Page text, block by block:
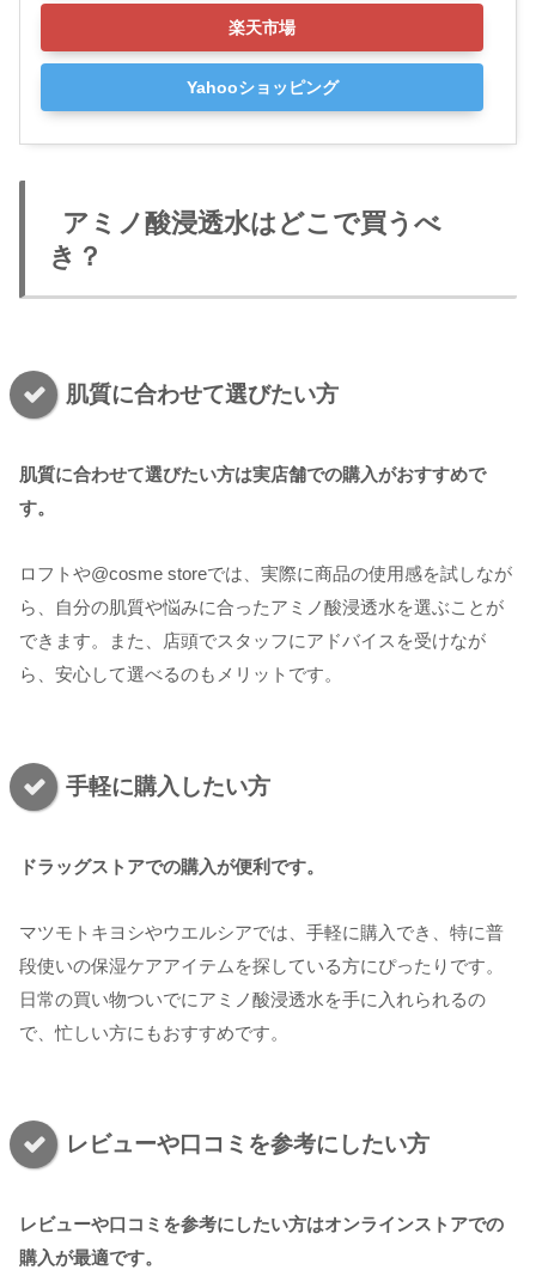
楽天市場
Yahooショッピング
アミノ酸浸透水はどこで買うべ
き？
肌質に合わせて選びたい方
肌質に合わせて選びたい方は実店舗での購入がおすすめで
す。
ロフトや@cosme storeでは、実際に商品の使用感を試しなが
ら、自分の肌質や悩みに合ったアミノ酸浸透水を選ぶことが
できます。また、店頭でスタッフにアドバイスを受けなが
ら、安心して選べるのもメリットです。
手軽に購入したい方
ドラッグストアでの購入が便利です。
マツモトキヨシやウエルシアでは、手軽に購入でき、特に普
段使いの保湿ケアアイテムを探している方にぴったりです。
日常の買い物ついでにアミノ酸浸透水を手に入れられるの
で、忙しい方にもおすすめです。
レビューや口コミを参考にしたい方
レビューや口コミを参考にしたい方はオンラインストアでの
購入が最適です。